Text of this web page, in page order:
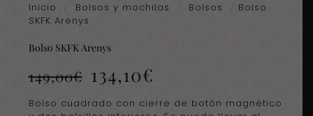
Inicio Bolsos y mochilas Bolsos
Bolso
SKFK Arenys
Bolso SKFK Arenys
149,00€ El
precio
original
134,10€
actual
Bolso cuadrado con cierre de botón magnético